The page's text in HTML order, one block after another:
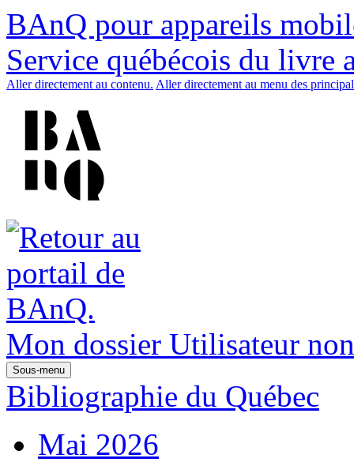
BAnQ pour appareils
Service québécois du livre
Aller directement au contenu. Aller directement au menu des
Mon dossier Utilisateur
Sous-menu
Bibliographie du Québec
Mai 2026